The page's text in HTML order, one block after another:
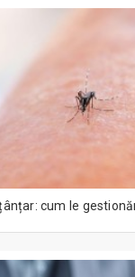
cum le